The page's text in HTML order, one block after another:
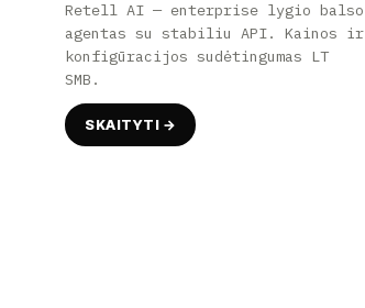
Retell AI — enterprise lygio balso
agentas su stabiliu API. Kainos ir
konfigūracijos sudėtingumas LT
SMB.
SKAITYTI →